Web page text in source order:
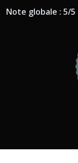
Note globale : 5/5